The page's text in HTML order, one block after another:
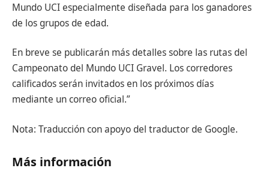
Mundo UCI especialmente diseñada para los ganadores
de los grupos de edad.
En breve se publicarán más detalles sobre las rutas del
Campeonato del Mundo UCI Gravel. Los corredores
calificados serán invitados en los próximos días
mediante un correo oficial.”
Nota: Traducción con apoyo del traductor de Google.
Más información